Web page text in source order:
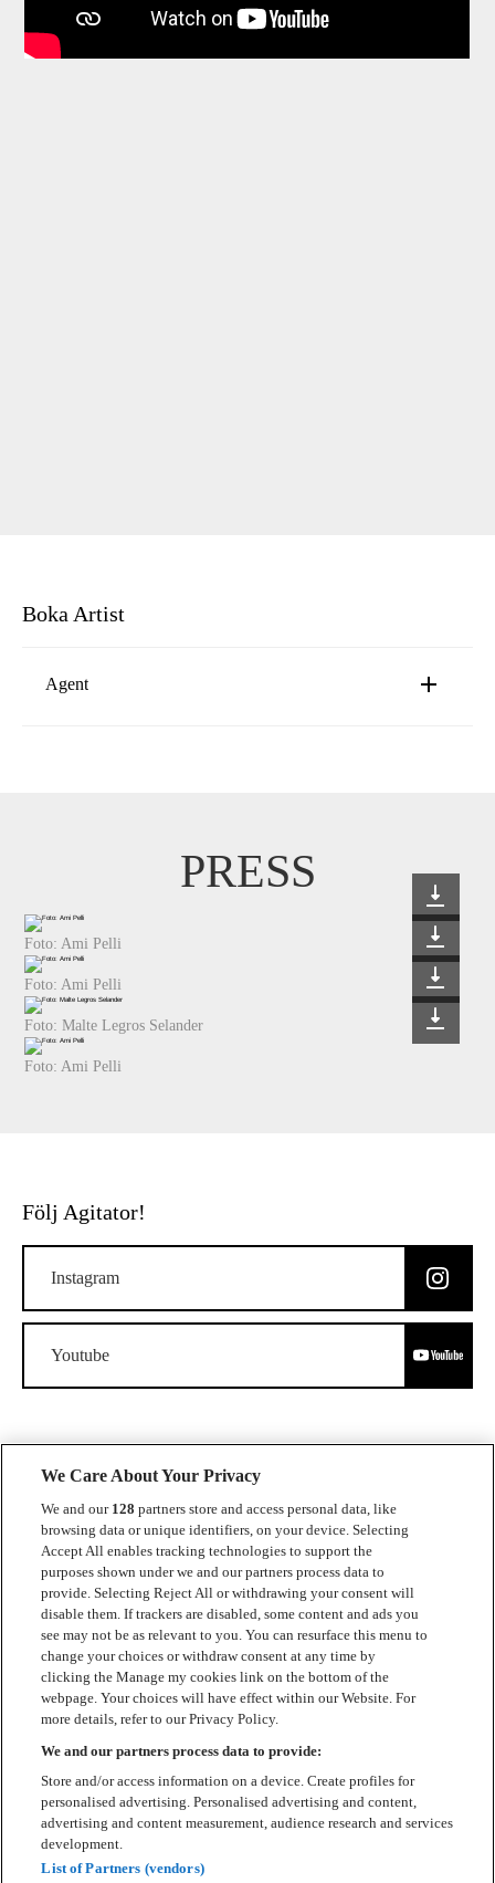
Boka Artist
Agent
PRESS
Foto: Ami Pelli
Foto: Ami Pelli
Foto: Malte Legros Selander
Foto: Ami Pelli
Följ Agitator!
Instagram
Youtube
Kontakt
Press
Om Luger
Samarbeten
Boka artist
Sekretesspolicy
Cookiepolicy
We Care About Your Privacy
We and our 128 partners store and access personal data, like
browsing data or unique identifiers, on your device. Selecting
Accept All enables tracking technologies to support the
purposes shown under we and our partners process data to
provide. Selecting Reject All or withdrawing your consent will
disable them. If trackers are disabled, some content and ads you
see may not be as relevant to you. You can resurface this menu to
change your choices or withdraw consent at any time by
clicking the Manage my cookies link on the bottom of the
webpage. Your choices will have effect within our Website. For
more details, refer to our Privacy Policy.
We and our partners process data to provide:
Store and/or access information on a device. Create profiles for
personalised advertising. Personalised advertising and content,
advertising and content measurement, audience research and services
development.
List of Partners (vendors)